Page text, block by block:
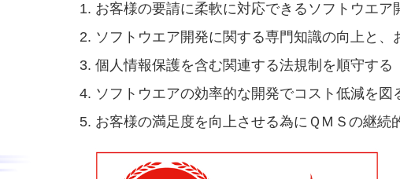
1. お客様の要請に柔軟に対応できるソフトウエア
2. ソフトウエア開発に関する専門知識の向上と
3. 個人情報保護を含む関連する法規制を順守する
4. ソフトウエアの効率的な開発でコスト低減を図
5. お客様の満足度を向上させる為にＱＭＳの継続